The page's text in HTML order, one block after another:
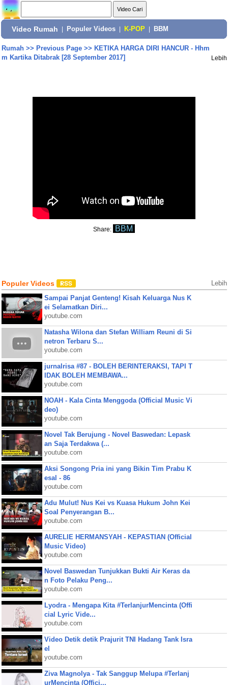
Video Rumah Populer Videos K-POP BBM
Rumah>> Previous Page>> KETIKA HARGA DIRI HANCUR - Hhm
m Kartika Ditabrak [28 September 2017]
Lebih
Share: BBM
Populer Videos Lebih
Sampai Panjat Genteng! Kisah Keluarga Nus K
ei Selamatkan Diri...
youtube.com
Natasha Wilona dan Stefan William Reuni di Si
netron Terbaru S...
youtube.com
jurnalrisa #87 - BOLEH BERINTERAKSI, TAPI T
IDAK BOLEH MEMBAWA...
youtube.com
NOAH - Kala Cinta Menggoda (Official Music Vi
deo)
youtube.com
Novel Tak Berujung - Novel Baswedan: Lepask
an Saja Terdakwa (...
youtube.com
Aksi Songong Pria ini yang Bikin Tim Prabu K
esal - 86
youtube.com
Adu Mulut! Nus Kei vs Kuasa Hukum John Kei
Soal Penyerangan B...
youtube.com
AURELIE HERMANSYAH - KEPASTIAN (Official
Music Video)
youtube.com
Novel Baswedan Tunjukkan Bukti Air Keras da
n Foto Pelaku Peng...
youtube.com
Lyodra - Mengapa Kita #TerlanjurMencinta (Offi
cial Lyric Vide...
youtube.com
Video Detik detik Prajurit TNI Hadang Tank Isra
el
youtube.com
Ziva Magnolya - Tak Sanggup Melupa #Terlanj
urMencinta (Offici...